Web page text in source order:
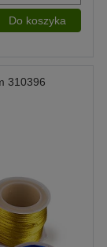
Do koszyka
310396